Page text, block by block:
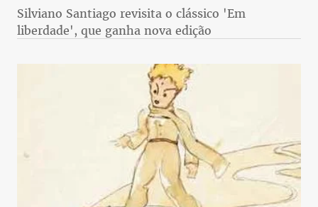
Silviano Santiago revisita o clássico 'Em
liberdade', que ganha nova edição